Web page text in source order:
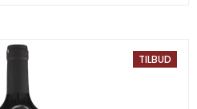
TILBUD